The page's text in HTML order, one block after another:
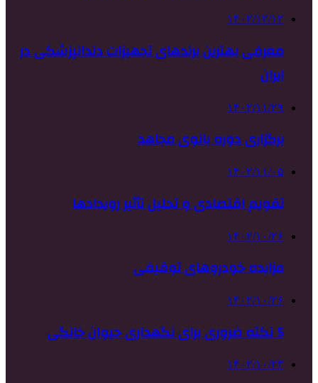
۱۴۰۲/۱۲/۱۲
معرفی بهترین برندهای تجهیزات دندانپزشکی در
ایران
۱۴۰۲/۱۱/۲۹
برگزاری دوره بانوی مجاهد
۱۴۰۲/۱۱/۰۵
تقویم اقتصادی و تحلیل تأثیر رویدادها
۱۴۰۲/۱۰/۲۶
مزایده خودروهای توقیفی
۱۴۰۲/۱۰/۲۶
5 نکته ضروری برای نگهداری حیوان خانگی
۱۴۰۲/۱۰/۲۳